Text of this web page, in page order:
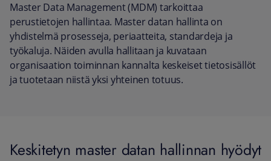
Master Data Management (MDM) tarkoittaa
perustietojen hallintaa. Master datan hallinta on
yhdistelmä prosesseja, periaatteita, standardeja ja
työkaluja. Näiden avulla hallitaan ja kuvataan
organisaation toiminnan kannalta keskeiset tietosisällöt
ja tuotetaan niistä yksi yhteinen totuus.
Keskitetyn master datan hallinnan hyödyt